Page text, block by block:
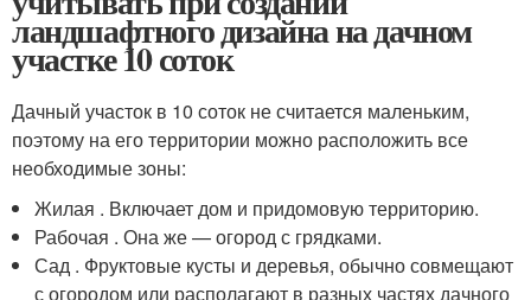
ландшафтного дизайна на дачном
участке 10 соток
Дачный участок в 10 соток не считается маленьким,
поэтому на его территории можно расположить все
необходимые зоны:
Жилая . Включает дом и придомовую территорию.
Рабочая . Она же — огород с грядками.
Сад . Фруктовые кусты и деревья, обычно совмещают
с огородом или располагают в разных частях дачного